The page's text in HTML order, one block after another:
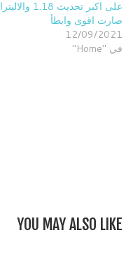
على اكبر تحديث 1.18 والاليترا
صارت اقوى وابطأ
12/09/2021
في "Home"
YOU MAY ALSO LIKE